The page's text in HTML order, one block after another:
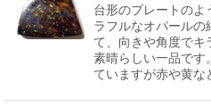
台形のプレートのよ
ラフルなオパールの
て、向きや角度でキ
素晴らしい一品です
ていますが赤や黄